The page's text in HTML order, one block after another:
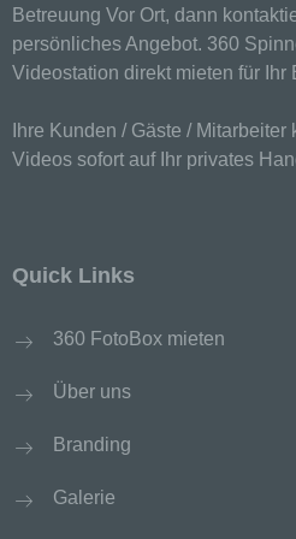
Betreuung Vor Ort, dann
persönliches Angebot. 360
Videostation direkt mieten für Ihr
Ihre Kunden / Gäste /
Videos sofort auf Ihr privates
Quick Links
360 FotoBox mieten
Über uns
Branding
Galerie
beziehungsweise können
seiner Benennung nach
dem Recht der
werden.
h) Auftragsverarbeiter
Auftragsverarbeiter ist eine
i) Empfänger
Person, Behörde,
unabhängig davon, ob es
Rahmen eines bestimmten
Mitgliedstaaten